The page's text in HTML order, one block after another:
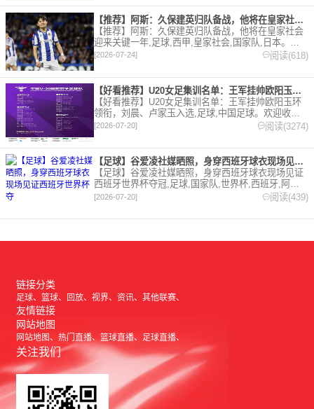
【推荐】阿斯：久保建英归队备战，他将在皇家社会迎来关键一年
【推荐】阿斯：久保建英归队备战，他将在皇家社会
迎来关键一年,足球,西甲,皇家社会,国家队,日本。欢
迎收藏本站，24小时为你更新最新的足球，篮球体育
资讯。
[2026-07-24] 阅读(618)
【好看推荐】U20女足集训名单：王军挂帅欧阳玉环领衔，刘晨、
【好看推荐】U20女足集训名单：王军挂帅欧阳玉环
领衔，刘晨、卢家玉入选,足球,中国足球。欢迎收藏
本站，24小时为你更新最新的足球，篮球体育资讯。
[2026-07-20] 阅读(3274)
【足球】谷爱凌社媒晒照，身穿西班牙球衣现场见证西班牙世界杯夺
【足球】谷爱凌社媒晒照，身穿西班牙球衣现场见证
西班牙世界杯夺冠,足球,国家队,世界杯,西班牙,阿根
廷,综合。欢迎收藏本站，24小时为你更新最新的足
[2026-07-20] 阅读(439)
链接分类
足球 篮球 回放 视界 资讯 其他联赛
友情链接
网站地图
网站地图 热门直播 篮球直播 足球直播
关注我们